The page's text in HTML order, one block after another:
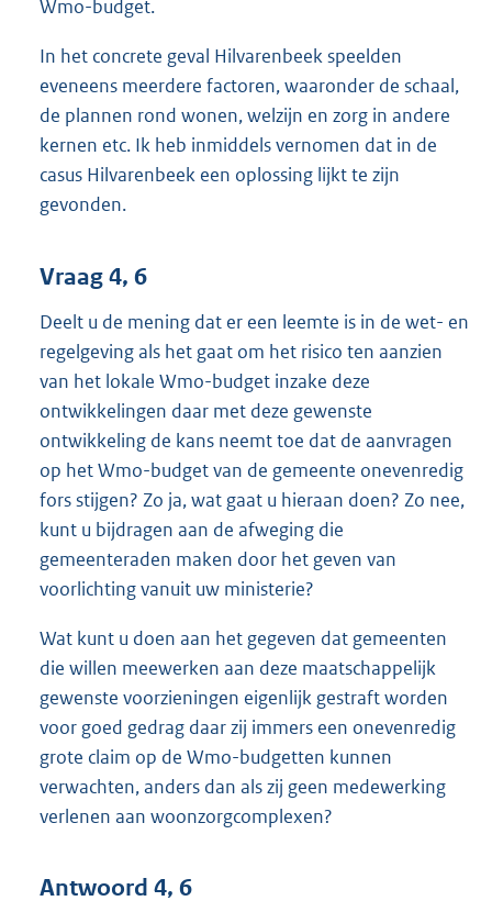
Wmo-budget.
In het concrete geval Hilvarenbeek speelden
eveneens meerdere factoren, waaronder de schaal,
de plannen rond wonen, welzijn en zorg in andere
kernen etc. Ik heb inmiddels vernomen dat in de
casus Hilvarenbeek een oplossing lijkt te zijn
gevonden.
Vraag 4, 6
Deelt u de mening dat er een leemte is in de wet- en
regelgeving als het gaat om het risico ten aanzien
van het lokale Wmo-budget inzake deze
ontwikkelingen daar met deze gewenste
ontwikkeling de kans neemt toe dat de aanvragen
op het Wmo-budget van de gemeente onevenredig
fors stijgen? Zo ja, wat gaat u hieraan doen? Zo nee,
kunt u bijdragen aan de afweging die
gemeenteraden maken door het geven van
voorlichting vanuit uw ministerie?
Wat kunt u doen aan het gegeven dat gemeenten
die willen meewerken aan deze maatschappelijk
gewenste voorzieningen eigenlijk gestraft worden
voor goed gedrag daar zij immers een onevenredig
grote claim op de Wmo-budgetten kunnen
verwachten, anders dan als zij geen medewerking
verlenen aan woonzorgcomplexen?
Antwoord 4, 6